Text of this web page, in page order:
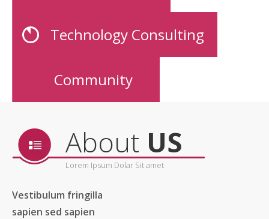
Technology Consulting
Community
About US
Lorem Ipsum Dolar Sit amet
Vestibulum fringilla
sapien sed sapien